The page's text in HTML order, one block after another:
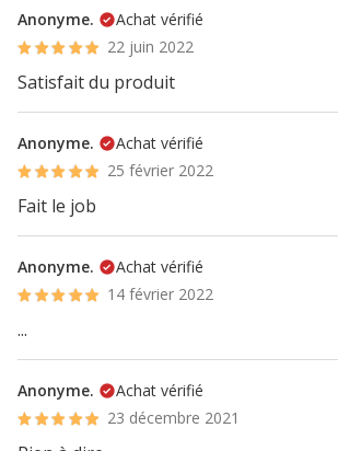
Anonyme.
Achat vérifié
22 juin 2022
Satisfait du produit
Anonyme.
Achat vérifié
25 février 2022
Fait le job
Anonyme.
Achat vérifié
14 février 2022
...
Anonyme.
Achat vérifié
23 décembre 2021